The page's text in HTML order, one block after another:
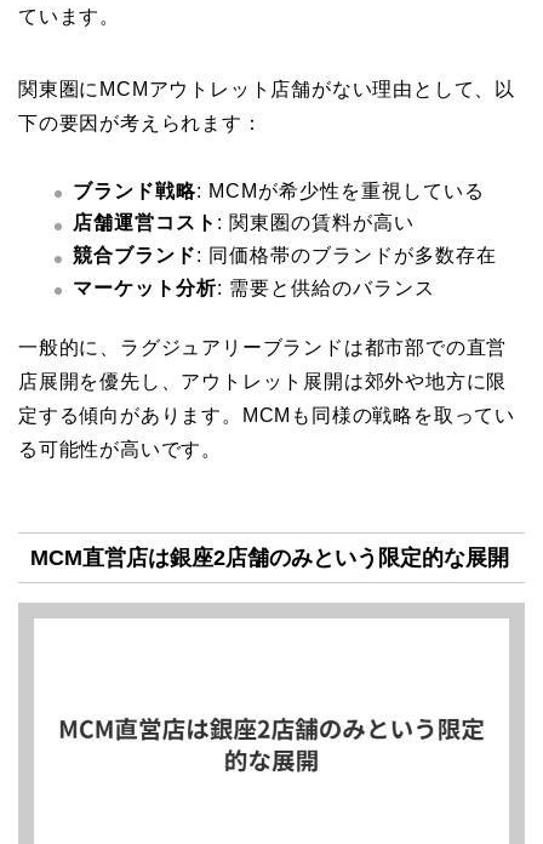
ています。
関東圏にMCMアウトレット店舗がない理由として、以
下の要因が考えられます：
ブランド戦略: MCMが希少性を重視している
店舗運営コスト : 関東圏の賃料が高い
競合ブランド: 同価格帯のブランドが多数存在
マーケット分析: 需要と供給のバランス
一般的に、ラグジュアリーブランドは都市部での直営
店展開を優先し、アウトレット展開は郊外や地方に限
定する傾向があります。MCMも同様の戦略を取ってい
る可能性が高いです。
MCM直営店は銀座2店舗のみという限定的な展開